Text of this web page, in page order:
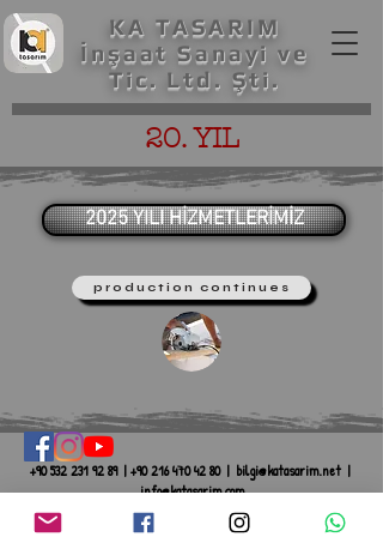
KA TASARIM
İnşaat Sanayi ve
Tic. Ltd. Şti.
20. YIL
2025 YILI HİZMETLERİMİZ
production continues
+90 532 231 92 89|+90 216 470 42 80| bilgi@katasarim.net|
info@katasarim.com
saklıdır
all copyrights reserved